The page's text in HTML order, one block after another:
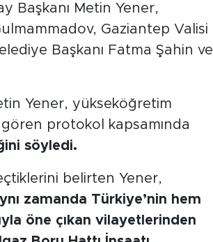
Başkanı Metin Yener,
Gaziantep Valisi
Başkanı Fatma Şahin ve
Yener, yükseköğretim
protokol kapsamında
söyledi.
belirten Yener,
zamanda Türkiye’nin hem
öne çıkan vilayetlerinden